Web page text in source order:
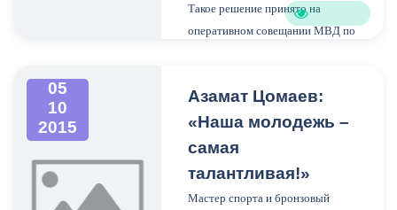
Погони, перестрелки, засады,
встречи с преступником один на
готов ежедневно, ежечасно.
Именно в таком режиме изо дня в
день несут службу северо-
е оперативники.
Такое решение принято на
оперативном совещании МВД по
дел заслушал ряд ответственных
руководителей.
05
10
2015
Азамат Цомаев:
«Наша молодежь –
самая
талантливая!»
Мастер спорта и бронзовый